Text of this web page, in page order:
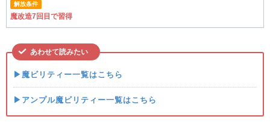
解放条件
魔改造7回目で習得
あわせて読みたい
▶魔ビリティー一覧はこちら
▶アンプル魔ビリティー一覧はこちら